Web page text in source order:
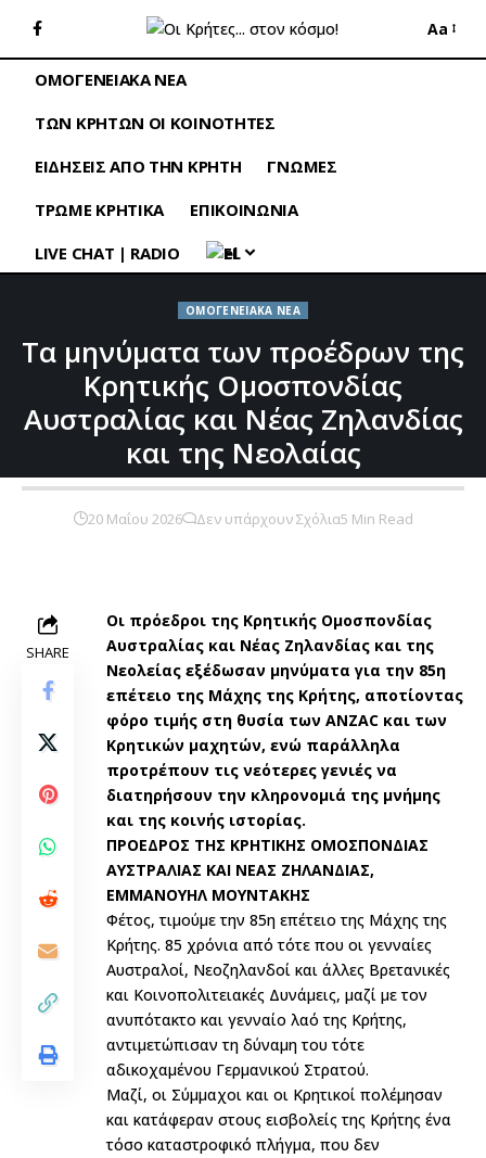
Aa
ΟΜΟΓΕΝΕΙΑΚΑ ΝΕΑ
ΤΩΝ ΚΡΗΤΩΝ ΟΙ ΚΟΙΝΟΤΗΤΕΣ
ΕΙΔΗΣΕΙΣ ΑΠΟ ΤΗΝ ΚΡΗΤΗ
ΓΝΩΜΕΣ
ΤΡΩΜΕ ΚΡΗΤΙΚΑ
ΕΠΙΚΟΙΝΩΝΙΑ
LIVE CHAT | RADIO
EL
ΟΜΟΓΕΝΕΙΑΚΑ ΝΕΑ
Τα μηνύματα των προέδρων της
Κρητικής Ομοσπονδίας
Αυστραλίας και Νέας Ζηλανδίας
και της Νεολαίας
20 Μαΐου 2026 Δεν υπάρχουν Σχόλια5 Min Read
SHARE
Οι πρόεδροι της Κρητικής Ομοσπονδίας
Αυστραλίας και Νέας Ζηλανδίας και της
Νεολείας εξέδωσαν μηνύματα για την 85η
επέτειο της Μάχης της Κρήτης, αποτίοντας
φόρο τιμής στη θυσία των ANZAC και των
Κρητικών μαχητών, ενώ παράλληλα
προτρέπουν τις νεότερες γενιές να
διατηρήσουν την κληρονομιά της μνήμης
και της κοινής ιστορίας.
ΠΡΟΕΔΡΟΣ ΤΗΣ ΚΡΗΤΙΚΗΣ ΟΜΟΣΠΟΝΔΙΑΣ
ΑΥΣΤΡΑΛΙΑΣ ΚΑΙ ΝΕΑΣ ΖΗΛΑΝΔΙΑΣ,
ΕΜΜΑΝΟΥΗΛ ΜΟΥΝΤΑΚΗΣ
Φέτος, τιμούμε την 85η επέτειο της Μάχης της
Κρήτης. 85 χρόνια από τότε που οι γενναίες
Αυστραλοί, Νεοζηλανδοί και άλλες Βρετανικές
και Κοινοπολιτειακές Δυνάμεις, μαζί με τον
ανυπότακτο και γενναίο λαό της Κρήτης,
αντιμετώπισαν τη δύναμη του τότε
αδικοχαμένου Γερμανικού Στρατού.
Μαζί, οι Σύμμαχοι και οι Κρητικοί πολέμησαν
και κατάφεραν στους εισβολείς της Κρήτης ένα
τόσο καταστροφικό πλήγμα, που δεν